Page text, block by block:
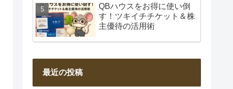
QBハウスをお得に使い倒
す！ツキイチチケット＆株
主優待の活用術
最近の投稿